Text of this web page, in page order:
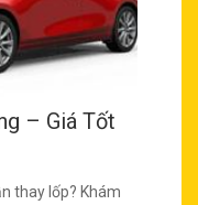
– Giá Tốt
thay lốp? Khám